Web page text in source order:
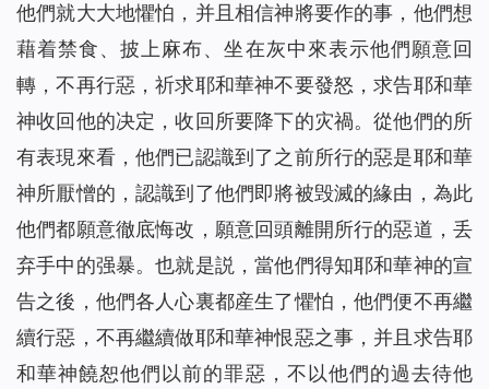
他們就大大地懼怕，并且相信神將要作的事，他們想
藉着禁食、披上麻布、坐在灰中來表示他們願意回
轉，不再行惡，祈求耶和華神不要發怒，求告耶和華
神收回他的决定，收回所要降下的灾禍。從他們的所
有表現來看，他們已認識到了之前所行的惡是耶和華
神所厭憎的，認識到了他們即將被毁滅的緣由，為此
他們都願意徹底悔改，願意回頭離開所行的惡道，丢
弃手中的强暴。也就是説，當他們得知耶和華神的宣
告之後，他們各人心裏都産生了懼怕，他們便不再繼
續行惡，不再繼續做耶和華神恨惡之事，并且求告耶
和華神饒恕他們以前的罪惡，不以他們的過去待他